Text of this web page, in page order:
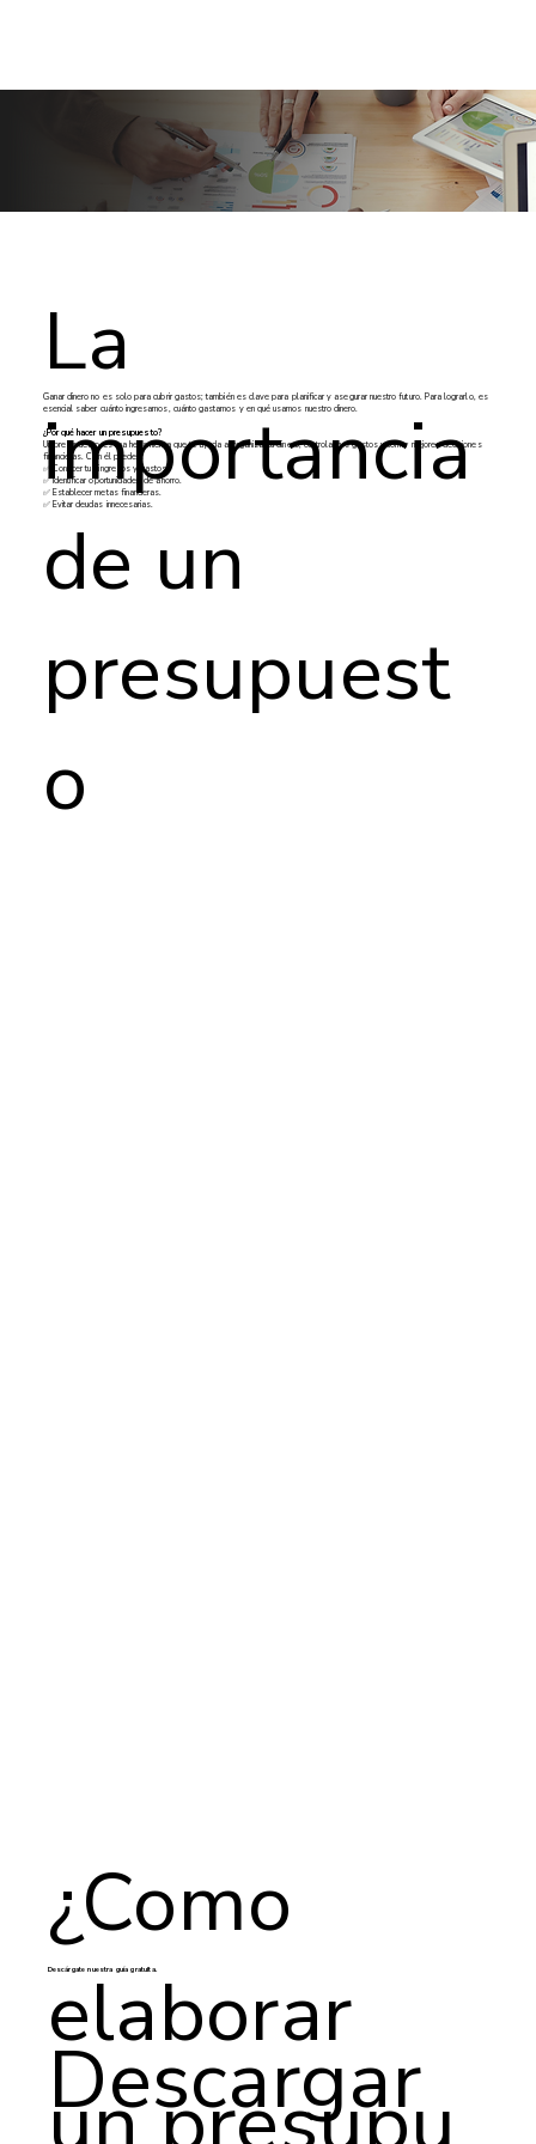
¿Como
elaborar
Descárgate nuestra guía gratuita.
Descargar
La
importancia
de un
presupuest
o
Ganar dinero no es solo para cubrir gastos; también es clave para planificar y asegurar nuestro futuro. Para lograrlo, es
esencial saber cuánto ingresamos, cuánto gastamos y en qué usamos nuestro dinero.
¿Por qué hacer un presupuesto?
Un presupuesto es una herramienta que te ayuda a organizar tu dinero, controlar tus gastos y tomar mejores decisiones
financieras. Con él puedes:
✅ Conocer tus ingresos y gastos.
✅ Identificar oportunidades de ahorro.
✅ Establecer metas financieras.
✅ Evitar deudas innecesarias.